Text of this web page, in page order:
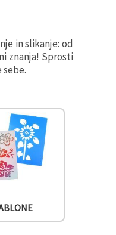
in slikanje: od
znanja! Sprosti